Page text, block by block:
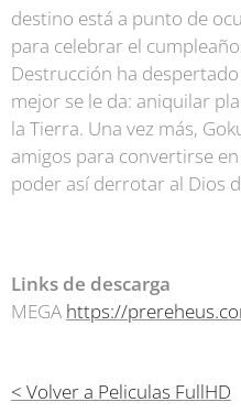
destino está a punto de
para celebrar el
Destrucción ha
mejor se le da: aniquilar
la Tierra. Una vez más,
amigos para convertirse
poder así derrotar al Dios
Links de descarga
MEGA https://
< Volver a Peliculas FullHD